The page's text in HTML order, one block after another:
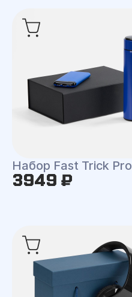
Набор Fast Trick Pro
3949 ₽